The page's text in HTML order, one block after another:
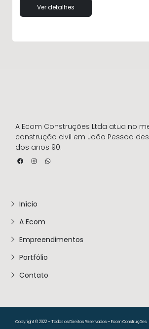
Ver detalhes
A Ecom Construções Ltda atua no
construção civil em João Pessoa
dos anos 90.
Início
A Ecom
Empreendimentos
Portfólio
Contato
Copyright © 2022 – Todos os Direitos Reservados – Ecom Construções